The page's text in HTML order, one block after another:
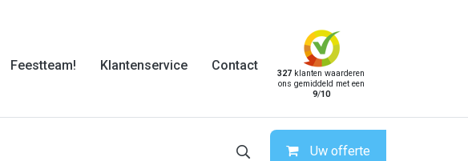
Feestteam! Klantenservice Contact
327 klanten waarderen
ons gemiddeld met een
9/10
Uw offerte